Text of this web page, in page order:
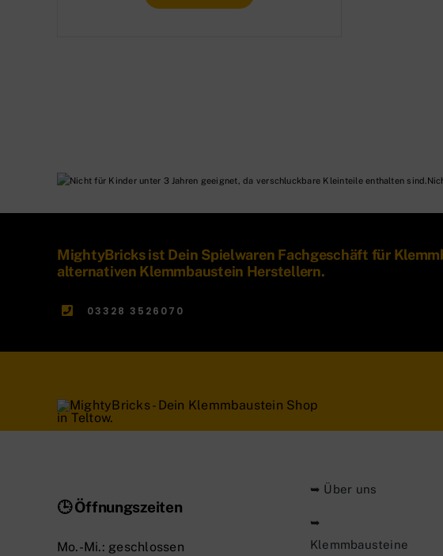
MightyBricks ist Dein Spielwaren Fachgeschäft für
alternativen Klemmbaustein Herstellern.
03328 3526070
🕒 Öffnungszeiten
Mo.-Mi.: geschlossen
➥ Über uns
➥
Klemmbausteine